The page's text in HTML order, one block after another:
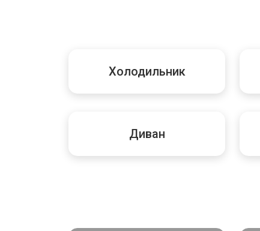
Холодильник
Диван